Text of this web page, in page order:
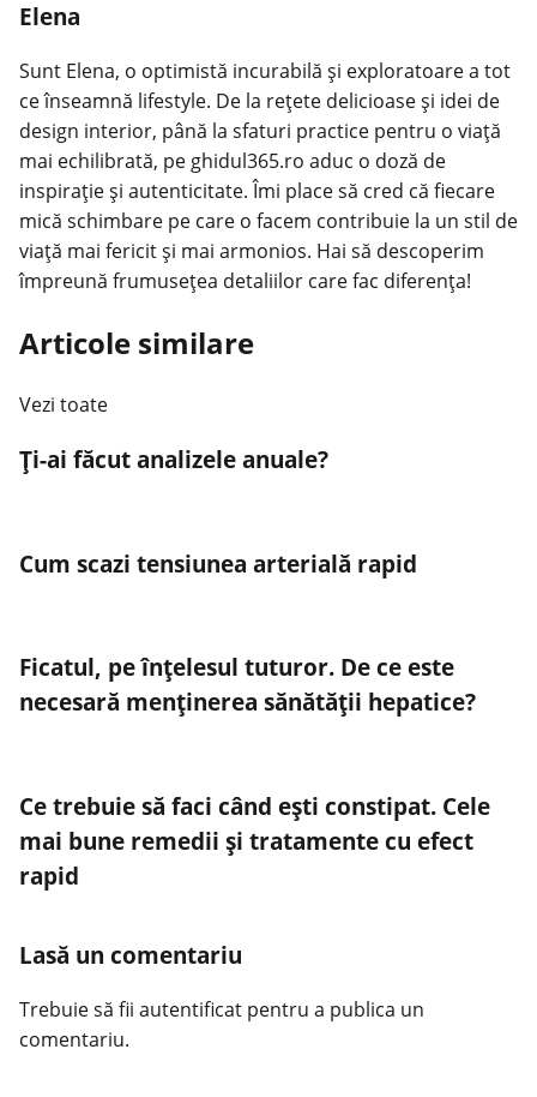
Elena
Sunt Elena, o optimistă incurabilă și exploratoare a tot
ce înseamnă lifestyle. De la rețete delicioase și idei de
design interior, până la sfaturi practice pentru o viață
mai echilibrată, pe ghidul365.ro aduc o doză de
inspirație și autenticitate. Îmi place să cred că fiecare
mică schimbare pe care o facem contribuie la un stil de
viață mai fericit și mai armonios. Hai să descoperim
împreună frumusețea detaliilor care fac diferența!
Articole similare
Vezi toate
Ți-ai făcut analizele anuale?
Cum scazi tensiunea arterială rapid
Ficatul, pe înțelesul tuturor. De ce este
necesară menținerea sănătății hepatice?
Ce trebuie să faci când ești constipat. Cele
mai bune remedii și tratamente cu efect
rapid
Lasă un comentariu
Trebuie să fii autentificat pentru a publica un
comentariu.